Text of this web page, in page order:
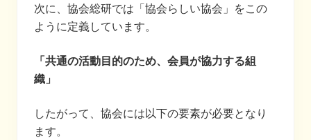
次に、協会総研では「協会らしい協会」をこの
ように定義しています。
「共通の活動目的のため、会員が協力する組
織」
したがって、協会には以下の要素が必要となり
ます。